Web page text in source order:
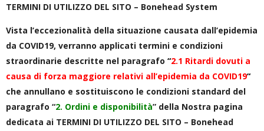
TERMINI DI UTILIZZO DEL SITO – Bonehead System
Vista l’eccezionalità della situazione causata dall’epidemia
da COVID19, verranno applicati termini e condizioni
straordinarie descritte nel paragrafo “2.1 Ritardi dovuti a
causa di forza maggiore relativi all’epidemia da COVID19“
che annullano e sostituiscono le condizioni standard del
paragrafo “2. Ordini e disponibilità” della Nostra pagina
dedicata ai TERMINI DI UTILIZZO DEL SITO – Bonehead